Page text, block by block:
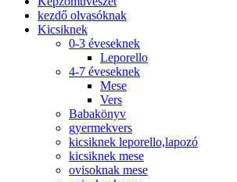
kezdő olvasóknak
Kicsiknek
0-3 éveseknek
Leporello
4-7 éveseknek
Mese
Vers
Babakönyv
gyermekvers
kicsiknek leporello,lapozó
kicsiknek mese
ovisoknak mese